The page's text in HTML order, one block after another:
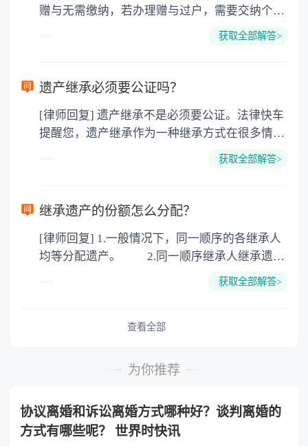
赠与无需缴纳，若办理赠与过户，需要交纳个人
所得税、契税和公证费。赠与过户是没有增值税
要缴纳公证费，具体如下： 1. 公证费：按房
3. 印花税：按房屋评估价的0.05%缴纳 4. 土
地增值税：按房价1%缴纳 5. 房屋产权登记费：
获取全部解答>
遗产继承必须要公证吗？
[律师回复] 遗产继承不是必须要公证。法律快车
提醒您，遗产继承作为一种继承方式在很多情况
下都是不需要公证的，当然，如果需要公正的也
以防对财产继承发生纠纷，可以对遗产继承进行
公证。
获取全部解答>
继承遗产的份额怎么分配？
[律师回复] 1.一般情况下，同一顺序的各继承人
均等分配遗产。 2.同一顺序继承人继承遗产
或者与被继承人共同生活的继承人，分配遗产
的继承人，不尽扶养义务的，分配遗产时，应当
获取全部解答>
查看全部
为你推荐
协议离婚和诉讼离婚方式哪种好？谈判离婚的
方式有哪些呢？ 世界时快讯